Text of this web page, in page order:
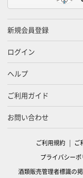
新規会員登録
ログイン
ヘルプ
ご利用ガイド
お問い合わせ
ご利用規約 ご
プライバシーポ
酒類販売管理者標識の